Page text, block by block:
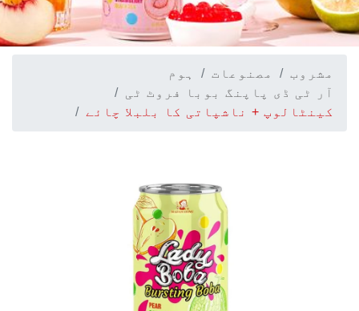
ہوم مصنوعات
مشروب
آر ٹی ڈی پاپنگ بوبا فروٹ ٹی
کینٹالوپ + ناشپاتی کا بلبلا چائے